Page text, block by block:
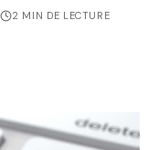
2 MIN DE LECTURE